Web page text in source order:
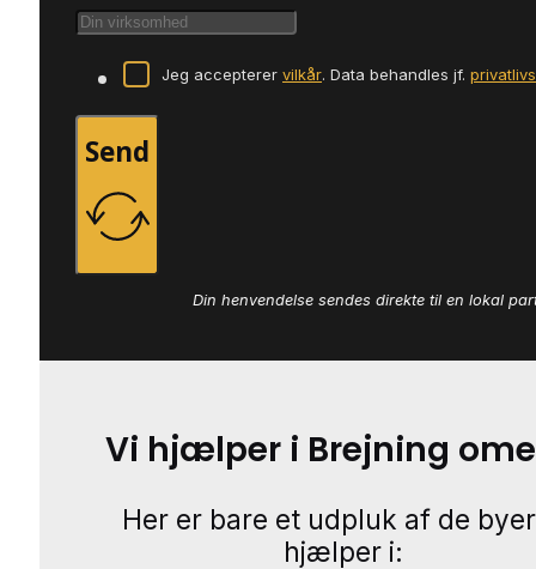
Jeg accepterer vilkår. Data behandles jf.
Send
Din henvendelse sendes direkte til en lokal
Vi hjælper i Brejning
Her er bare et udpluk af de
hjælper i: